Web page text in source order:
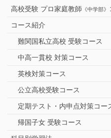
高校受験 プロ家庭教師 《中学部》
コース紹介
難関国私立高校 受験コース
中高一貫校 対策コース
英検対策コース
公立高校受験コース
定期テスト・内申点対策コー
帰国子女 受験コース